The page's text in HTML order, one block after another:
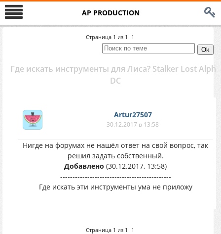
AP PRODUCTION
Страница 1 из 1 1
Где искать инструменты для Лиса? Stalker Lost Alpha
DC
Artur27507
30.12.2017 в 13:58
Нигде на форумах не нашёл ответ на свой вопрос, так
решил задать собственный.
Добавлено (30.12.2017, 13:58)
---------------------------------------------
Где искать эти инструменты ума не приложу
Страница 1 из 1 1